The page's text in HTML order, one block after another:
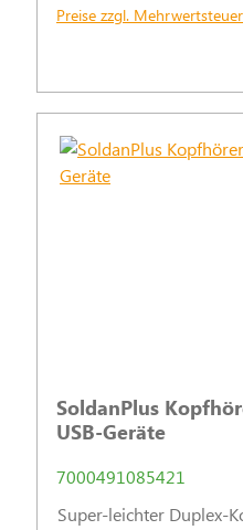
Preise zzgl.
SoldanPlus
USB-Geräte
7000491085421
Super-leichter Duplex-